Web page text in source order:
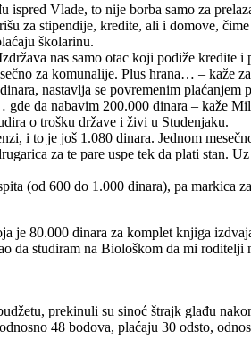
ispred Vlade, to nije borba samo za
za stipendije, kredite, ali i domove,
školarinu.
nas samo otac koji podiže
za komunalije. Plus hrana… – kaže
nastavlja se povremenim
da nabavim 200.000 dinara – kaže
o trošku države i živi u Studenjaku.
i to je još 1.080 dinara. Jednom
za te pare uspe tek da plati stan.
(od 600 do 1.000 dinara), pa markica
je 80.000 dinara za komplet knjiga
da studiram na Biološkom da mi
prekinuli su sinoć štrajk glađu
48 bodova, plaćaju 30 odsto,